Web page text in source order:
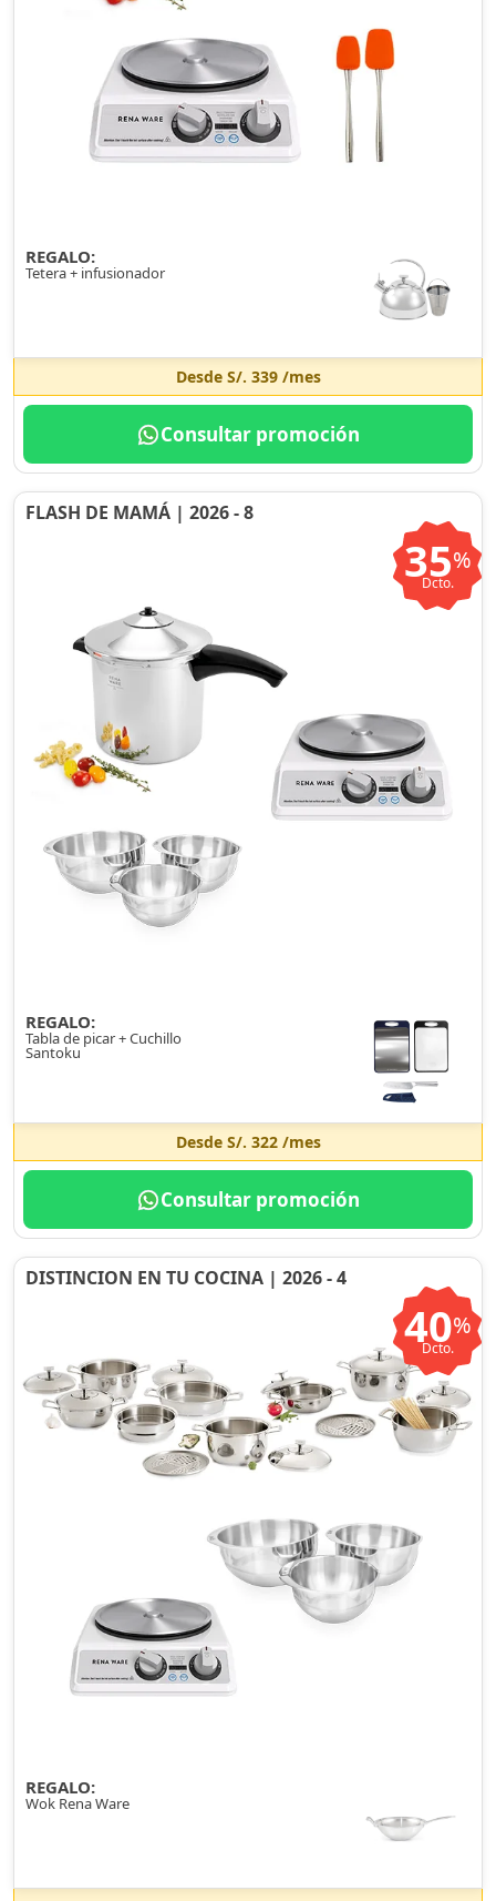
REGALO:
Tetera + infusionador
Desde S/. 339/mes
Consultar promoción
FLASH DE MAMÁ | 2026 - 8
35%
Dcto.
REGALO:
Tabla de picar + Cuchillo
Santoku
Desde S/. 322/mes
Consultar promoción
DISTINCION EN TU COCINA | 2026 - 4
40%
Dcto.
REGALO:
Wok Rena Ware